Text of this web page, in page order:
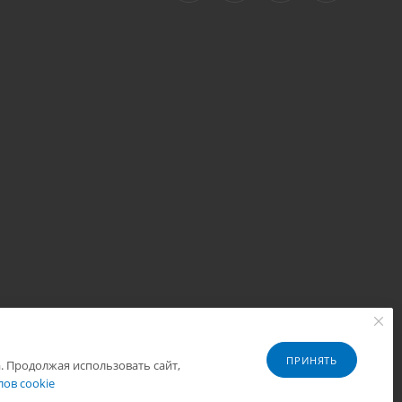
Разработано в
использовать сайт,
cookie
ПРИНЯТЬ